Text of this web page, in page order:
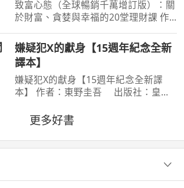
致富心態（全球暢銷千萬增訂版）：關
於財富、貪婪與幸福的20堂理財課 作
文 林俊宏 出版社：天下文化出版社
出版日期：2026-02-02 00:00:00 特
別收錄２篇彩蛋加碼
嫌疑犯X的獻身【15週年紀念全新
譯本】
嫌疑犯X的獻身【15週年紀念全新譯
本】 作者：東野圭吾 出版社：皇冠
00:00:00 有一種愛情，永遠不會說出
「我愛妳」， 卻比任何關係都更刻骨
銘心…… 東野圭吾：在本格推理的
更多好書